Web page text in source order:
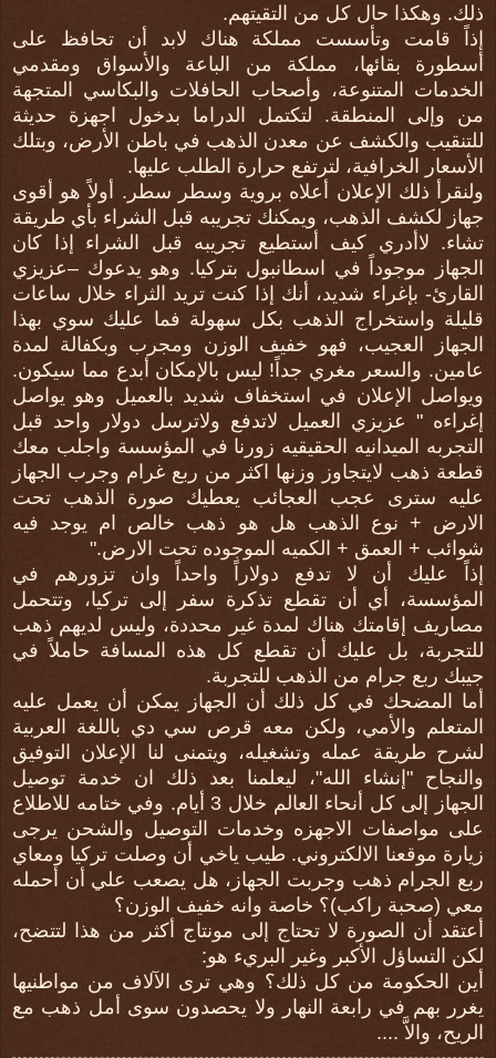
ذلك. وهكذا حال كل من التقيتهم.
إذاً قامت وتأسست مملكة هناك لابد أن تحافظ على
أسطورة بقائها، مملكة من الباعة والأسواق ومقدمي
الخدمات المتنوعة، وأصحاب الحافلات والبكاسي المتجهة
من وإلى المنطقة. لتكتمل الدراما بدخول اجهزة حديثة
للتنقيب والكشف عن معدن الذهب في باطن الأرض، وبتلك
الأسعار الخرافية، لترتفع حرارة الطلب عليها.
ولنقرأ ذلك الإعلان أعلاه بروية وسطر سطر. أولاً هو أقوى
جهاز لكشف الذهب، ويمكنك تجريبه قبل الشراء بأي طريقة
تشاء. لاأدري كيف أستطيع تجريبه قبل الشراء إذا كان
الجهاز موجوداً في اسطانبول بتركيا. وهو يدعوك –عزيزي
القارئ- بإغراء شديد، أنك إذا كنت تريد الثراء خلال ساعات
قليلة واستخراج الذهب بكل سهولة فما عليك سوي بهذا
الجهاز العجيب، فهو خفيف الوزن ومجرب وبكفالة لمدة
عامين. والسعر مغري جداً! ليس بالإمكان أبدع مما سيكون.
ويواصل الإعلان في استخفاف شديد بالعميل وهو يواصل
إغراءه " عزيزي العميل لاتدفع ولاترسل دولار واحد قبل
التجربه الميدانيه الحقيقيه زورنا في المؤسسة واجلب معك
قطعة ذهب لايتجاوز وزنها اكثر من ربع غرام وجرب الجهاز
عليه سترى عجب العجائب يعطيك صورة الذهب تحت
الارض + نوع الذهب هل هو ذهب خالص ام يوجد فيه
شوائب + العمق + الكميه الموجوده تحت الارض."
إذاً عليك أن لا تدفع دولاراً واحداً وان تزورهم في
المؤسسة، أي أن تقطع تذكرة سفر إلى تركيا، وتتحمل
مصاريف إقامتك هناك لمدة غير محددة، وليس لديهم ذهب
للتجربة، بل عليك أن تقطع كل هذه المسافة حاملاً في
جيبك ربع جرام من الذهب للتجربة.
أما المضحك في كل ذلك أن الجهاز يمكن أن يعمل عليه
المتعلم والأمي، ولكن معه قرص سي دي باللغة العربية
لشرح طريقة عمله وتشغيله، ويتمنى لنا الإعلان التوفيق
والنجاح "إنشاء الله"، ليعلمنا بعد ذلك ان خدمة توصيل
الجهاز إلى كل أنحاء العالم خلال 3 أيام. وفي ختامه للاطلاع
على مواصفات الاجهزه وخدمات التوصيل والشحن يرجى
زيارة موقعنا الالكتروني. طيب ياخي أن وصلت تركيا ومعاي
ربع الجرام ذهب وجربت الجهاز، هل يصعب علي أن أحمله
معي (صحبة راكب)؟ خاصة وانه خفيف الوزن؟
أعتقد أن الصورة لا تحتاج إلى مونتاج أكثر من هذا لتتضح،
لكن التساؤل الأكبر وغير البريء هو:
أين الحكومة من كل ذلك؟ وهي ترى الآلاف من مواطنيها
يغرر بهم في رابعة النهار ولا يحصدون سوى أمل ذهب مع
الريح، والاَّ ....